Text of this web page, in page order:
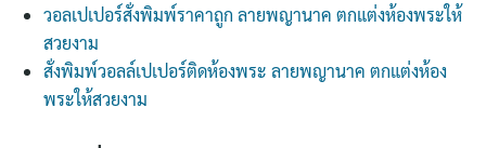
วอลเปเปอร์สั่งพิมพ์ราคาถูก ลายพญานาค ตกแต่งห้องพระให้
สวยงาม
สั่งพิมพ์วอลล์เปเปอร์ติดห้องพระ ลายพญานาค ตกแต่งห้อง
พระให้สวยงาม